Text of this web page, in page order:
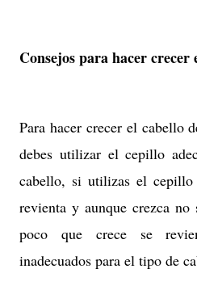
Consejos para hacer
Para hacer crecer el cabello
debes utilizar el cepillo
cabello, si utilizas el
revienta y aunque crezca
poco que crece se
inadecuados para el tipo de